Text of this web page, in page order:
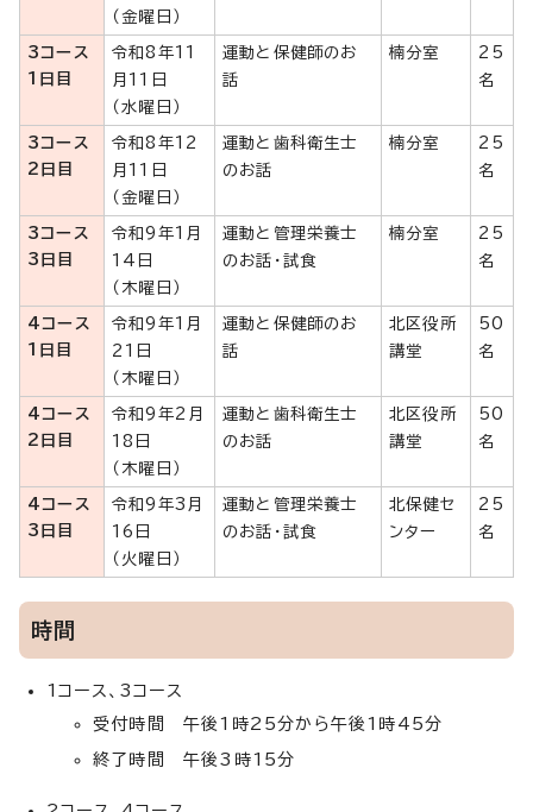
（金曜日）
3コース
1日目
令和8年11
月11日
（水曜日）
運動と保健師のお
話
楠分室
25
名
3コース
2日目
令和8年12
月11日
（金曜日）
運動と歯科衛生士
のお話
楠分室
25
名
3コース
3日目
令和9年1月
14日
（木曜日）
運動と管理栄養士
のお話・試食
楠分室
25
名
4コース
1日目
令和9年1月
21日
（木曜日）
運動と保健師のお
話
北区役所
講堂
50
名
4コース
2日目
令和9年2月
18日
（木曜日）
運動と歯科衛生士
のお話
北区役所
講堂
50
名
4コース
3日目
令和9年3月
16日
（火曜日）
運動と管理栄養士
のお話・試食
北保健セ
ンター
25
名
時間
1コース、3コース
受付時間 午後1時25分から午後1時45分
終了時間 午後3時15分